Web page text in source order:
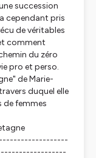
succession
cependant pris
de véritables
comment
du zéro
pro et perso.
de Marie-
duquel elle
de femmes